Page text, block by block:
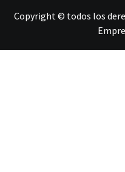
Copyright © todos los